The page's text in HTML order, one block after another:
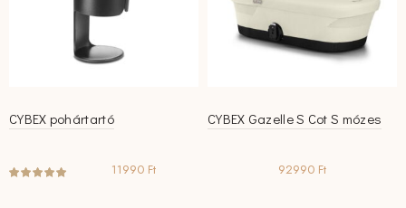
CYBEX pohártartó
11990 Ft
CYBEX Gazelle S Cot S mózes
92990 Ft